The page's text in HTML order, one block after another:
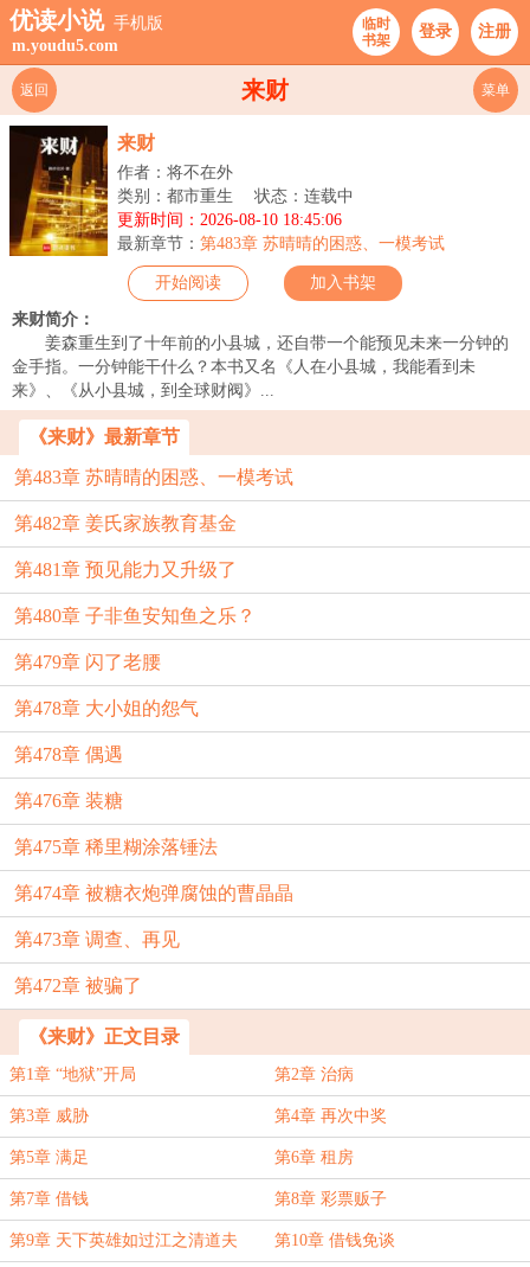
优读小说 手机版
m.youdu5.com
临时
书架
登录 注册
来财
返回 菜单
来财
作者：将不在外
类别：都市重生
状态：连载中
更新时间：2026-08-10 18:45:06
最新章节： 第483章 苏晴晴的困惑、一模考试
开始阅读 加入书架
来财简介：
姜森重生到了十年前的小县城，还自带一个能预见未来一分钟的
金手指。一分钟能干什么？本书又名《人在小县城，我能看到未
来》、《从小县城，到全球财阀》...
《来财》最新章节
第483章 苏晴晴的困惑、一模考试
第482章 姜氏家族教育基金
第481章 预见能力又升级了
第480章 子非鱼安知鱼之乐？
第479章 闪了老腰
第478章 大小姐的怨气
第478章 偶遇
第476章 装糖
第475章 稀里糊涂落锤法
第474章 被糖衣炮弹腐蚀的曹晶晶
第473章 调查、再见
第472章 被骗了
《来财》正文目录
第1章 “地狱”开局 第2章 治病
第3章 威胁 第4章 再次中奖
第5章 满足 第6章 租房
第7章 借钱 第8章 彩票贩子
第9章 天下英雄如过江之清道夫 第10章 借钱免谈